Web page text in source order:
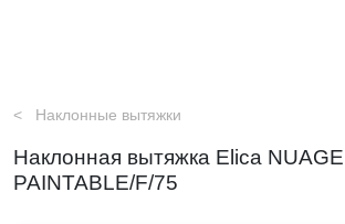
Наклонные вытяжки
Наклонная вытяжка Elica NUAGE
PAINTABLE/F/75